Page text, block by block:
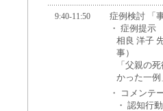
9:40-11:50
症例検討 「
・ 症例提示
相良 洋子
事）
「父親の
かった一例
・ コメンテ
・ 認知行